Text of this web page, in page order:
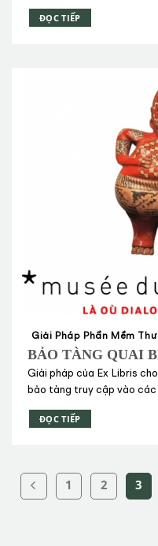
ĐỌC TIẾP
Giải Pháp Phần Mềm
BẢO TÀNG QUAI
DỤNG PRIMO VÀ
Giải pháp của Ex Libris
bảo tàng truy cập vào các
ĐỌC TIẾP
1 2 3